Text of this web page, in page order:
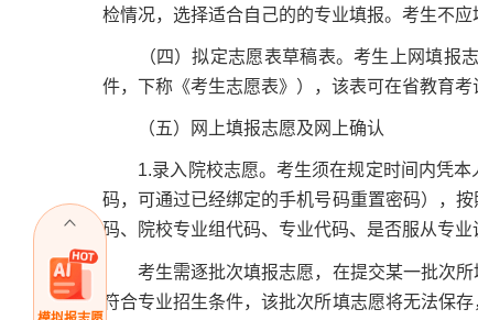
检情况，选择适合自己的的专业填报。考生不
（四）拟定志愿表草稿表。考生上网填报志
件，下称《考生志愿表》），该表可在省教育考
（五）网上填报志愿及网上确认
1.录入院校志愿。考生须在规定时间内凭本
码，可通过已经绑定的手机号码重置密码），
码、院校专业组代码、专业代码、是否服从专业
考生需逐批次填报志愿，在提交某一批次所
符合专业招生条件，该批次所填志愿将无法保